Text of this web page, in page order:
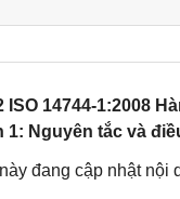
14744-1:2008
1: Nguyên tắc và
đang cập nhật nội